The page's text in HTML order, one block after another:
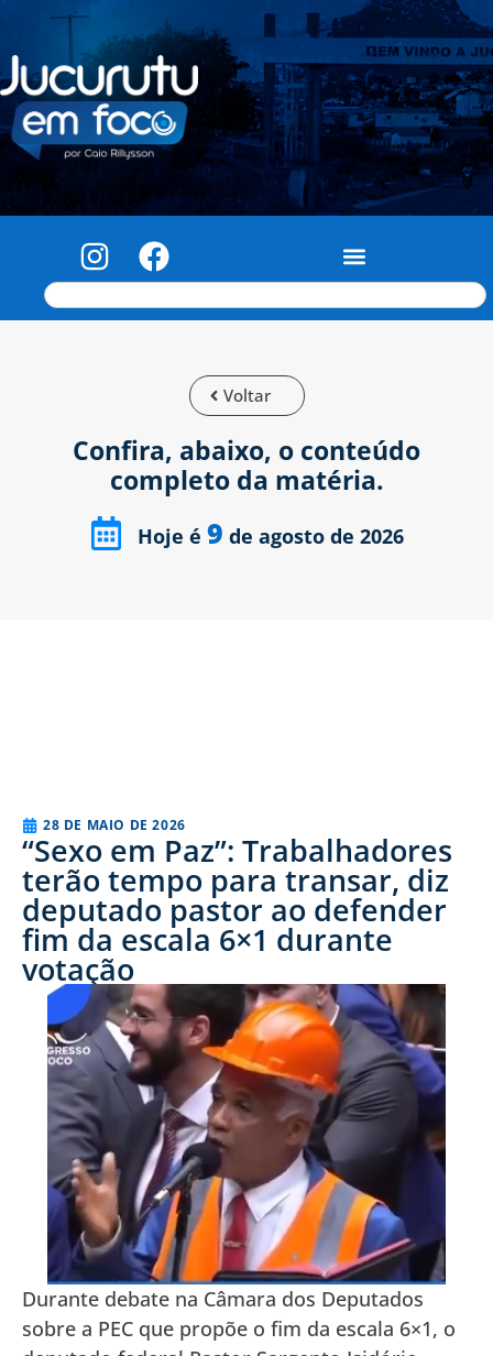
Voltar
Confira, abaixo, o conteúdo
completo da matéria.
Hoje é 9 de agosto de 2026
28 DE MAIO DE 2026
“Sexo em Paz”: Trabalhadores
terão tempo para transar, diz
deputado pastor ao defender
fim da escala 6×1 durante
votação
Durante debate na Câmara dos Deputados
sobre a PEC que propõe o fim da escala 6×1, o